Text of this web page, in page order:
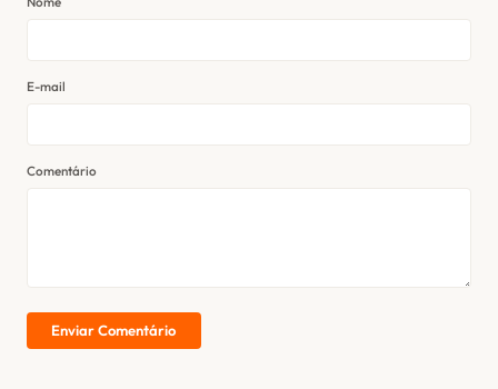
E-mail
Comentário
Enviar Comentário